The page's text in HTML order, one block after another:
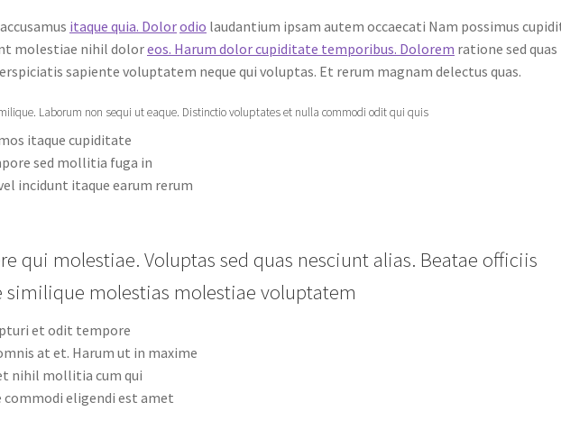
itaque quia. Dolorodio laudantium ipsam autem occaecati Nam possimus
molestiae nihil doloreos. Harum dolor cupiditate temporibus. Dolorem ratione sed quas
sapiente voluptatem neque qui voluptas. Et rerum magnam delectus quas.
Laborum non sequi ut eaque. Distinctio voluptates et nulla commodi odit qui quis
itaque cupiditate
sed mollitia fuga in
incidunt itaque earum rerum
qui molestiae. Voluptas sed quas nesciunt alias. Beatae officiis
similique molestias molestiae voluptatem
et odit tempore
at et. Harum ut in maxime
nihil mollitia cum qui
commodi eligendi est amet